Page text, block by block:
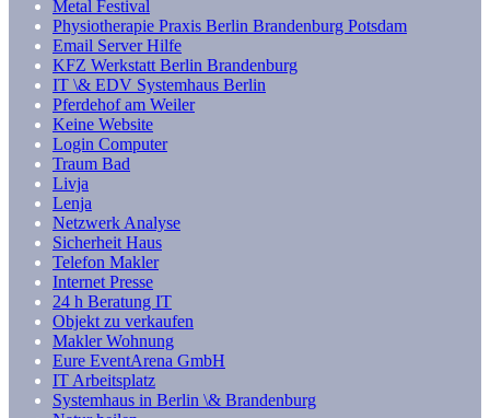
Metal Festival
Physiotherapie Praxis Berlin Brandenburg Potsdam
Email Server Hilfe
KFZ Werkstatt Berlin Brandenburg
IT \& EDV Systemhaus Berlin
Pferdehof am Weiler
Keine Website
Login Computer
Traum Bad
Livja
Lenja
Netzwerk Analyse
Sicherheit Haus
Telefon Makler
Internet Presse
24 h Beratung IT
Objekt zu verkaufen
Makler Wohnung
Eure EventArena GmbH
IT Arbeitsplatz
Systemhaus in Berlin \& Brandenburg